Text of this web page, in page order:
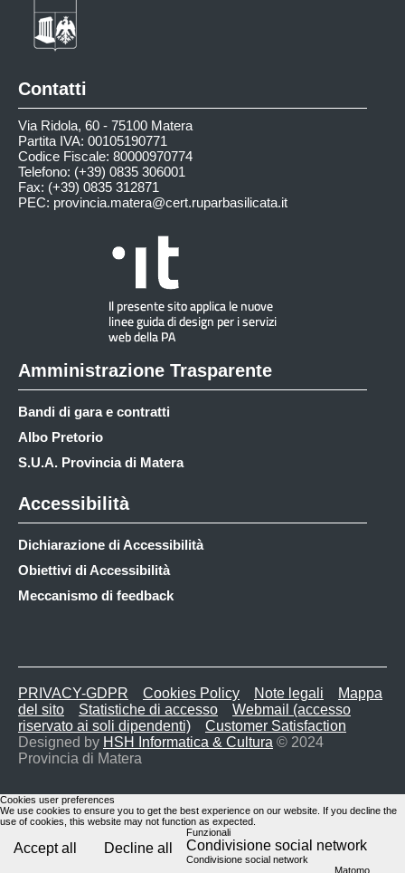
Contatti
Via Ridola, 60 - 75100 Matera
Partita IVA: 00105190771
Codice Fiscale: 80000970774
Telefono: (+39) 0835 306001
Fax: (+39) 0835 312871
PEC: provincia.matera@cert.ruparbasilicata.it
Amministrazione Trasparente
Bandi di gara e contratti
Albo Pretorio
S.U.A. Provincia di Matera
Accessibilità
Dichiarazione di Accessibilità
Obiettivi di Accessibilità
Meccanismo di feedback
PRIVACY-GDPR Cookies Policy Note legali
Mappa
del sito
Statistiche di accesso
Webmail (accesso
riservato ai soli dipendenti)
Customer Satisfaction
Designed by HSH Informatica & Cultura © 2024
Provincia di Matera
Cookies user preferences
We use cookies to ensure you to get the best experience on our website. If you decline the
use of cookies, this website may not function as expected.
Accept all Decline all
Funzionali
Condivisione social network
Condivisione social network
Matomo